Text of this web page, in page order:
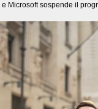
Microsoft sospende il